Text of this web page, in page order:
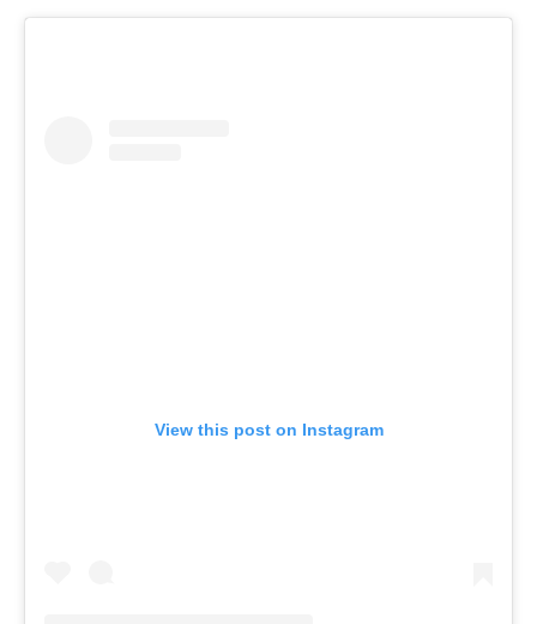
View this post on Instagram